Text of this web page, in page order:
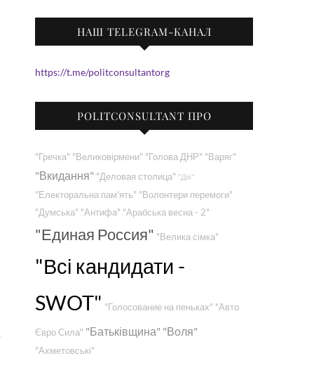
НАШ TELEGRAM-КАНАЛ
https://t.me/politconsultantorg
POLITCONSULTANT ПРО
"Гречка" "Великовірмени" "Голова ДНР" "Варяг"
"Вкидання" "Деловая столица" "Дія"
"Електоральна пам'ять" "Волонтери перемоги"
"Думська" "Антифа" "Арабська весна - 2"
"Единая Россия" "Велика сімка"
"Всі кандидати -
SWOT" "Голосование на пеньках" "Авто
Євро Сила" "Батьківщина" "Воля"
"Ахметовські"